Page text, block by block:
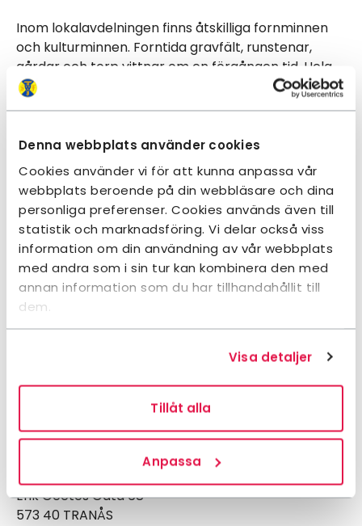
Denna webbplats använder cookies
Cookies använder vi för att kunna anpassa vår
webbplats beroende på din webbläsare och dina
personliga preferenser. Cookies används även till
statistik och marknadsföring. Vi delar också viss
information om din användning av vår webbplats
med andra som i sin tur kan kombinera den med
annan information som du har tillhandahållit till
dem.
Visa detaljer
Tillåt alla
Anpassa
Inom lokalavdelningen finns åtskilliga fornminnen
och kulturminnen. Forntida gravfält, runstenar,
gårdar och torp vittnar om en förgången tid. Hela
trästaden Eksjö är ett kulturminne i sig, som har
vårdats så väl att staden fått utmärkelse. Och det
hur en småländsk bondby kunde te sig vid
sekelskiftet 1900.
Lokalavdelningen värnar om att besöka företag
och institutioner, men också museum och
kulturminnen. Natur- och kulturvandringar ingår
också i utbudet. Olika resor görs till olika landskap.
Kontakt och information
Adress:
STF Höglandet Lokalavdelning
Erik Geetes Gata 68
573 40 TRANÅS